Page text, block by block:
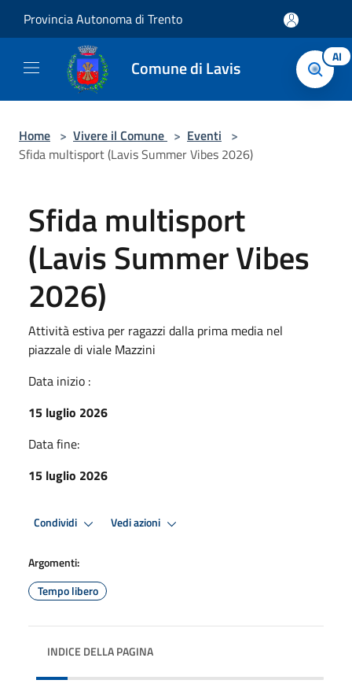
Provincia Autonoma di Trento
Comune di Lavis AI
Home > Vivere il Comune > Eventi >
Sfida multisport (Lavis Summer Vibes 2026)
Sfida multisport
(Lavis Summer Vibes
2026)
Attività estiva per ragazzi dalla prima media nel
piazzale di viale Mazzini
Data inizio :
15 luglio 2026
Data fine:
15 luglio 2026
Condividi Vedi azioni
Argomenti:
Tempo libero
INDICE DELLA PAGINA